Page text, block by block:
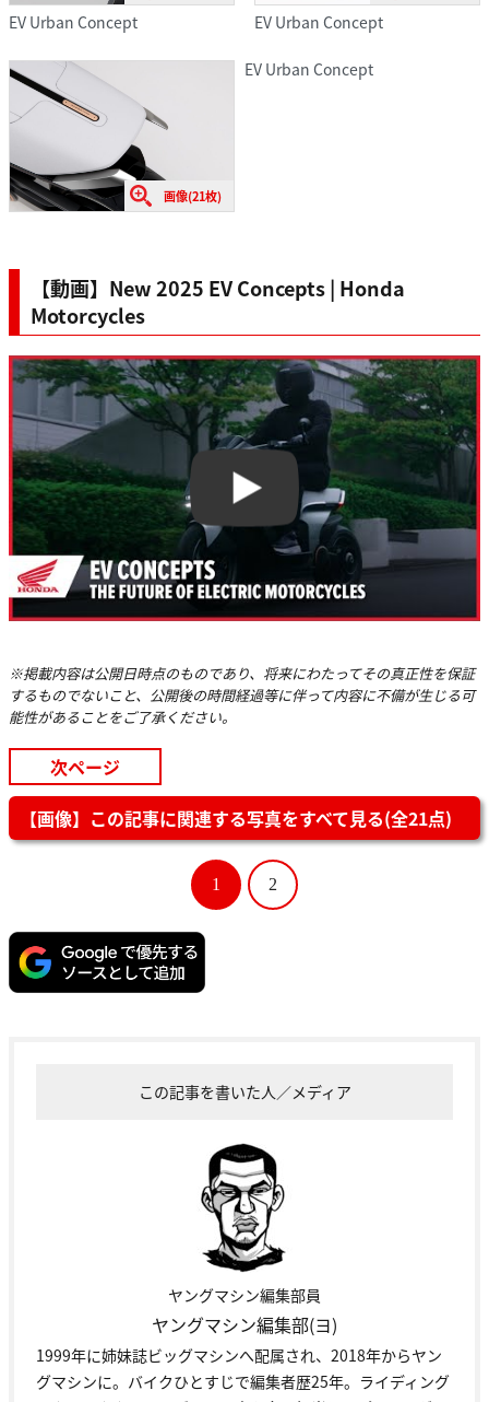
EV Urban Concept EV Urban Concept
画像(21枚)
EV Urban Concept
【動画】New 2025 EV Concepts | Honda
Motorcycles
Play
※掲載内容は公開日時点のものであり、将来にわたってその真正性を保証
するものでないこと、公開後の時間経過等に伴って内容に不備が生じる可
能性があることをご了承ください。
次ページ
【画像】この記事に関連する写真をすべて見る(全21点)
1 2
この記事を書いた人／メディア
ヤングマシン編集部員
ヤングマシン編集部(ヨ)
1999年に姉妹誌ビッグマシンへ配属され、2018年からヤン
グマシンに。バイクひとすじで編集者歴25年。ライディング